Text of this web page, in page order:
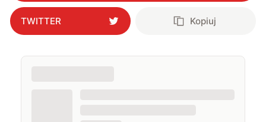
TWITTER Kopiuj